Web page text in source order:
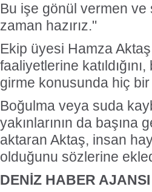
Bu işe gönül vermen
zaman hazırız."
Ekip üyesi Hamza
faaliyetlerine
girme konusunda hiç bir
Boğulma veya suda
yakınlarının da başına
aktaran Aktaş, insan
olduğunu sözlerine
DENİZ HABER AJANSI